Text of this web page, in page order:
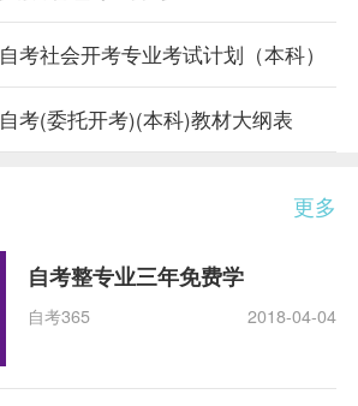
考社会开考专业考试计划（本科）
考(委托开考)(本科)教材大纲表
更多
自考整专业三年免费学
自考365 2018-04-04